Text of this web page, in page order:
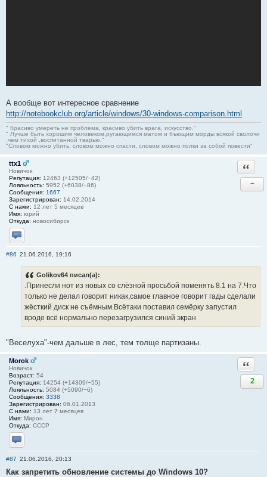
А вообще вот интересное сравнение
http://notebookclub.org/article/windows/30-windows-comparison.html
" Красиво умереть не проблема, красиво убить врага, искусство."
" Лучше быть хорошим человеком,ругающимся матом и бъющим морды всякой сволочи
,чем тихой ,воспитанной тварью."
"Словом можно убить, словом можно спасти, словом можно полки за собой повести"
ttx1
Новичок
Репутация: 12463 (+12505/−42)
Лояльность: 5952 (+6038/−86)
Сообщения: 1667
Зарегистрирован: 14.02.2014
С нами: 12 лет 5 месяцев
Имя: юрий
Откуда: новосибирск
Отправить личное сообщение
−
#86 21.06.2016, 19:16
Golikov64 писал(а):
.Принесли нот из новых со слёзной просьбой поменять 8.1 на 7.Что
только не делал говорит никак,самое главное говорит гады сделали
жёсткий диск не съёмным.Всётаки поставил семёрку запустил
вроде всё нормально перезагрузился синий экран
"Веселуха"-чем дальше в лес, тем толще партизаны.
Morok
Новичок
Возраст: 54
Репутация: 14254 (+14309/−55)
Лояльность: 5084 (+5090/−6)
Сообщения: 3338
Зарегистрирован: 06.01.2013
С нами: 13 лет 7 месяцев
Имя: Мирон
Откуда: СССР
Отправить личное сообщение
2
#87 21.06.2016, 20:13
Как запретить обнoвление системы до Windоws 10?